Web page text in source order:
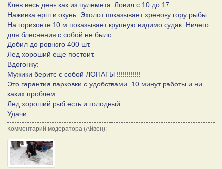
Клев весь день как из пулемета. Ловил с 10 до 17.
Наживка ерш и окунь. Эхолот показывает хренову гору рыбы.
На горизонте 10 м показывает крупную видимо судак. Ничего
для блеснения с собой не было.
Добил до ровного 400 шт.
Лед хороший еще постоит.
Вдогонку:
Мужики берите с собой ЛОПАТЫ !!!!!!!!!!!!
Это гарантия парковки с удобствами. 10 минут работы и ни
каких проблем.
Лед хороший рыб есть и голодный.
Удачи.
Комментарий модератора (Айвен):